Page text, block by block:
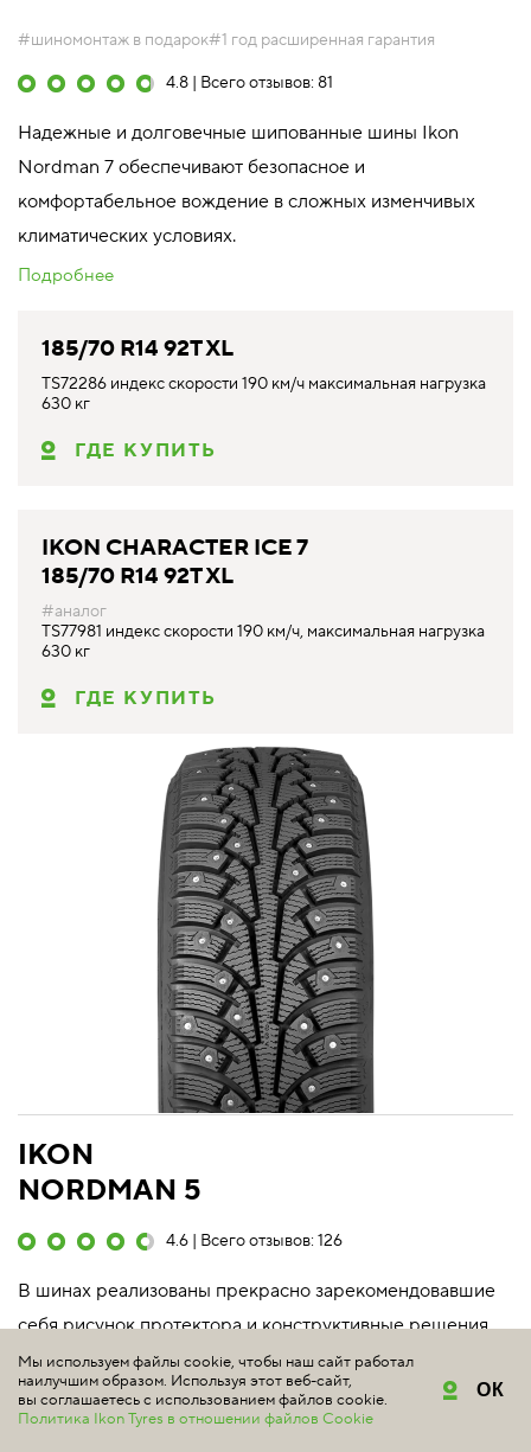
#шиномонтаж в подарок#1 год расширенная гарантия
4.8 | Всего отзывов: 81
Надежные и долговечные шипованные шины Ikon
Nordman 7 обеспечивают безопасное и
комфортабельное вождение в сложных изменчивых
климатических условиях.
Подробнее
185/70 R14 92T XL
TS72286 индекс скорости 190 км/ч максимальная нагрузка
630 кг
ГДЕ КУПИТЬ
IKON CHARACTER ICE 7
185/70 R14 92T XL
#аналог
TS77981 индекс скорости 190 км/ч, максимальная нагрузка
630 кг
ГДЕ КУПИТЬ
IKON
NORDMAN 5
4.6 | Всего отзывов: 126
В шинах реализованы прекрасно зарекомендовавшие
себя рисунок протектора и конструктивные решения.
Подробнее
Мы используем файлы cookie, чтобы наш сайт работал
наилучшим образом. Используя этот веб-сайт,
вы соглашаетесь с использованием файлов cookie.
Политика Ikon Tyres в отношении файлов Cookie
ОК